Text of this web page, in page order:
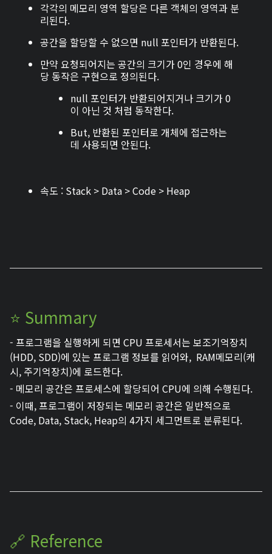
각각의 메모리 영역 할당은 다른 객체의 영역과 분
리된다.
공간을 할당할 수 없으면 null 포인터가 반환된다.
만약 요청되어지는 공간의 크기가 0인 경우에 해
당 동작은 구현으로 정의된다.
null 포인터가 반환되어지거나 크기가 0
이 아닌 것 처럼 동작한다.
But, 반환된 포인터로 개체에 접근하는
데 사용되면 안된다.
속도 : Stack > Data > Code > Heap
⭐ Summary
- 프로그램을 실행하게 되면 CPU 프로세서는 보조기억장치
(HDD, SDD)에 있는 프로그램 정보를 읽어와, RAM메모리(캐
시, 주기억장치)에 로드한다.
- 메모리 공간은 프로세스에 할당되어 CPU에 의해 수행된다.
- 이때, 프로그램이 저장되는 메모리 공간은 일반적으로
Code, Data, Stack, Heap의 4가지 세그먼트로 분류된다.
🔗 Reference